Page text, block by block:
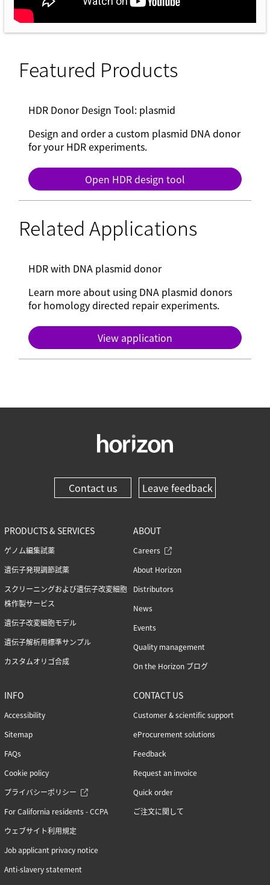
Featured Products
HDR Donor Design Tool: plasmid
Design and order a custom plasmid DNA donor
for your HDR experiments.
Open HDR design tool
Related Applications
HDR with DNA plasmid donor
Learn more about using DNA plasmid donors
for homology directed repair experiments.
View application
Contact us Leave feedback
PRODUCTS & SERVICES
ゲノム編集試薬
遺伝子発現調節試薬
スクリーニングおよび遺伝子改変細胞
株作製サービス
遺伝子改変細胞モデル
遺伝子解析用標準サンプル
カスタムオリゴ合成
ABOUT
Careers
About Horizon
Distributors
News
Events
Quality management
On the Horizon ブログ
INFO
Accessibility
Sitemap
FAQs
Cookie policy
プライバシーポリシー
For California residents - CCPA
ウェブサイト利用規定
Job applicant privacy notice
Anti-slavery statement
CONTACT US
Customer & scientific support
eProcurement solutions
Feedback
Request an invoice
Quick order
ご注文に関して